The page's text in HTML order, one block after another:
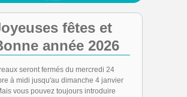
fêtes et
année 2026
seront fermés du mercredi 24
à midi jusqu'au dimanche 4 janvier
vous pouvez toujours introduire